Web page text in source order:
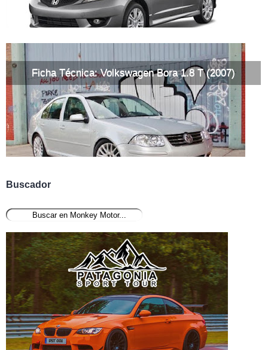
Ficha Técnica: Volkswagen Bora 1.8 T (2007)
Buscador